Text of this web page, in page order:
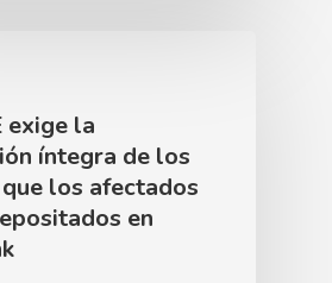
exige la
íntegra de los
los afectados
en